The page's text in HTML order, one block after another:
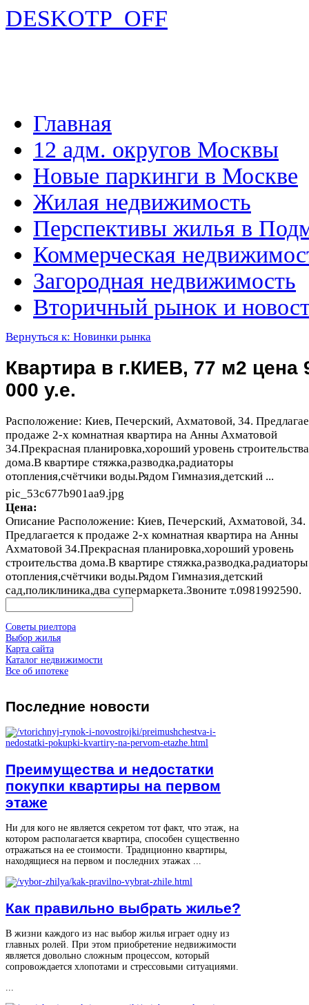
DESKOTP_OFF
Главная
12 адм. округов Москвы
Новые паркинги в Москве
Жилая недвижимость
Перспективы жилья в
Коммерческая
Загородная недвижимость
Вторичный рынок и
Вернуться к: Новинки рынка
Квартира в г.КИЕВ, 77 м2 цена
000 у.е.
Расположение: Киев, Печерский, Ахматовой, 34.
продаже 2-х комнатная квартира на Анны Ахматовой
34.Прекрасная планировка,хороший уровень строительства
дома.В квартире стяжка,разводка,радиаторы
отопления,счётчики воды.Рядом Гимназия,детский ...
pic_53c677b901aa9.jpg
Цена:
Описание Расположение: Киев, Печерский, Ахматовой, 34.
Предлагается к продаже 2-х комнатная квартира на Анны
Ахматовой 34.Прекрасная планировка,хороший уровень
строительства дома.В квартире стяжка,разводка,радиаторы
отопления,счётчики воды.Рядом Гимназия,детский
сад,поликлиника,два супермаркета.Звоните т.0981992590.
Советы риелтора
Выбор жилья
Карта сайта
Каталог недвижимости
Все об ипотеке
Последние новости
Преимущества и недостатки
покупки квартиры на первом
этаже
Ни для кого не является секретом тот факт, что этаж, на
котором располагается квартира, способен существенно
отражаться на ее стоимости. Традиционно квартиры,
находящиеся на первом и последних этажах ...
Как правильно выбрать жилье?
В жизни каждого из нас выбор жилья играет одну из
главных ролей. При этом приобретение недвижимости
является довольно сложным процессом, который
сопровождается хлопотами и стрессовыми ситуациями.
...